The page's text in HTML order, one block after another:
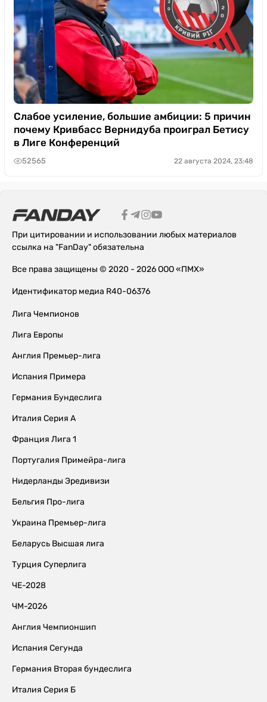
Слабое усиление, большие амбиции: 5 причин
почему Кривбасс Вернидуба проиграл Бетису
в Лиге Конференций
52565 22 августа 2024, 23:48
При цитировании и использовании любых материалов
ссылка на "FanDay" обязательна
Все права защищены © 2020 - 2026 ООО «ПМХ»
Идентификатор медиа R40-06376
Лига Чемпионов
Лига Европы
Англия Премьер-лига
Испания Примера
Германия Бундеслига
Италия Серия А
Франция Лига 1
Португалия Примейра-лига
Нидерланды Эредивизи
Бельгия Про-лига
Украина Премьер-лига
Беларусь Высшая лига
Турция Суперлига
ЧЕ-2028
ЧМ-2026
Англия Чемпионшип
Испания Сегунда
Германия Вторая бундеслига
Италия Серия Б